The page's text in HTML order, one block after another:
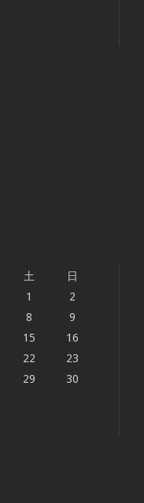
土
日
1
2
8
9
15
16
22
23
29
30